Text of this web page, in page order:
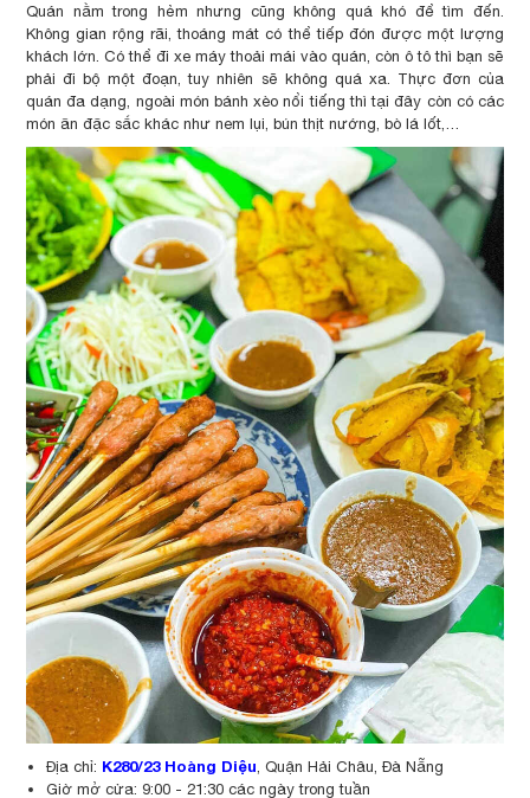
Quán nằm trong hẻm nhưng cũng không quá khó để tìm đến.
Không gian rộng rãi, thoáng mát có thể tiếp đón được một lượng
khách lớn. Có thể đi xe máy thoải mái vào quán, còn ô tô thì bạn sẽ
phải đi bộ một đoạn, tuy nhiên sẽ không quá xa. Thực đơn của
quán đa dạng, ngoài món bánh xèo nổi tiếng thì tại đây còn có các
món ăn đặc sắc khác như nem lụi, bún thịt nướng, bò lá lốt,…
Địa chỉ: K280/23 Hoàng Diệu, Quận Hải Châu, Đà Nẵng
Giờ mở cửa: 9:00 - 21:30 các ngày trong tuần